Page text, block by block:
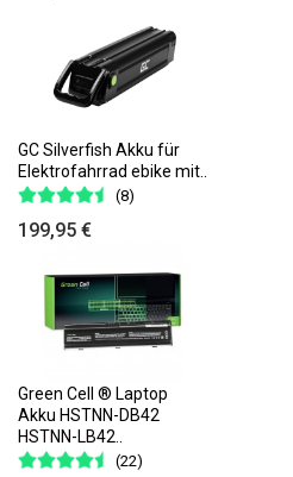
GC Silverfish Akku für
Elektrofahrrad ebike mit..
(8)
199,95 €
Green Cell ® Laptop
Akku HSTNN-DB42
HSTNN-LB42..
(22)